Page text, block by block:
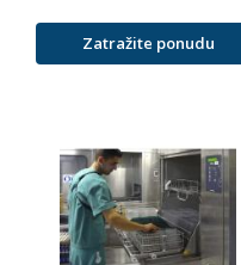
Zatražite ponudu